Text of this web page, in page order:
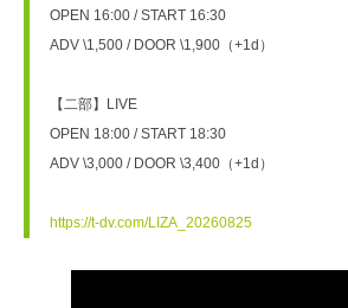
OPEN 16:00 / START 16:30
ADV \1,500 / DOOR \1,900（+1d）
【二部】LIVE
OPEN 18:00 / START 18:30
ADV \3,000 / DOOR \3,400（+1d）
https://t-dv.com/LIZA_20260825